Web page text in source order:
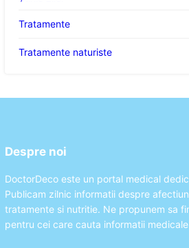
Tratamente
Tratamente naturiste
Despre noi
DoctorDeco este un portal medical
Publicam zilnic informatii despre
tratamente si nutritie. Ne propunem sa
pentru cei care cauta informatii